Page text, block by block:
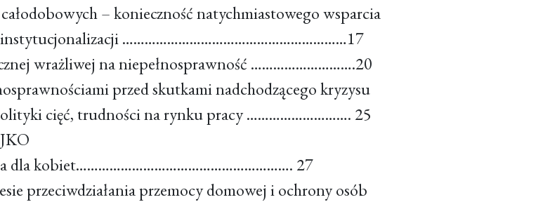
– konieczność natychmiastowego wsparcia
……………………………………………………17
wrażliwej na niepełnosprawność ……………………….20
przed skutkami nadchodzącego kryzysu
cięć, trudności na rynku pracy ………………………. 25
dla kobiet…………………………………………………. 27
przeciwdziałania przemocy domowej i ochrony osób